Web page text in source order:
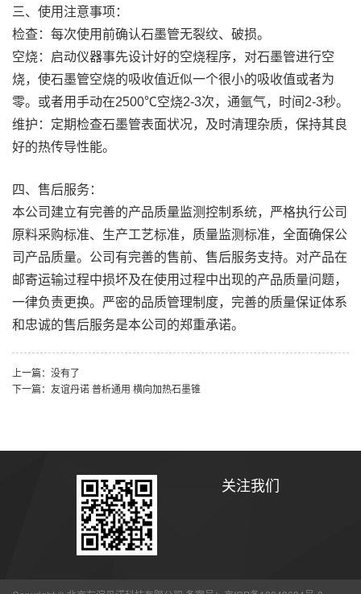
三、使用注意事项：
检查：每次使用前确认石墨管无裂纹、破损。
空烧：启动仪器事先设计好的空烧程序，对石墨管进行空
烧，使石墨管空烧的吸收值近似一个很小的吸收值或者为
零。或者用手动在2500℃空烧2-3次，通氩气，时间2-3秒。
维护：定期检查石墨管表面状况，及时清理杂质，保持其良
好的热传导性能。
四、售后服务：
本公司建立有完善的产品质量监测控制系统，严格执行公司
原料采购标准、生产工艺标准，质量监测标准，全面确保公
司产品质量。公司有完善的售前、售后服务支持。对产品在
邮寄运输过程中损坏及在使用过程中出现的产品质量问题，
一律负责更换。严密的品质管理制度，完善的质量保证体系
和忠诚的售后服务是本公司的郑重承诺。
上一篇：没有了
下一篇：友谊丹诺 普析通用 横向加热石墨锥
关注我们